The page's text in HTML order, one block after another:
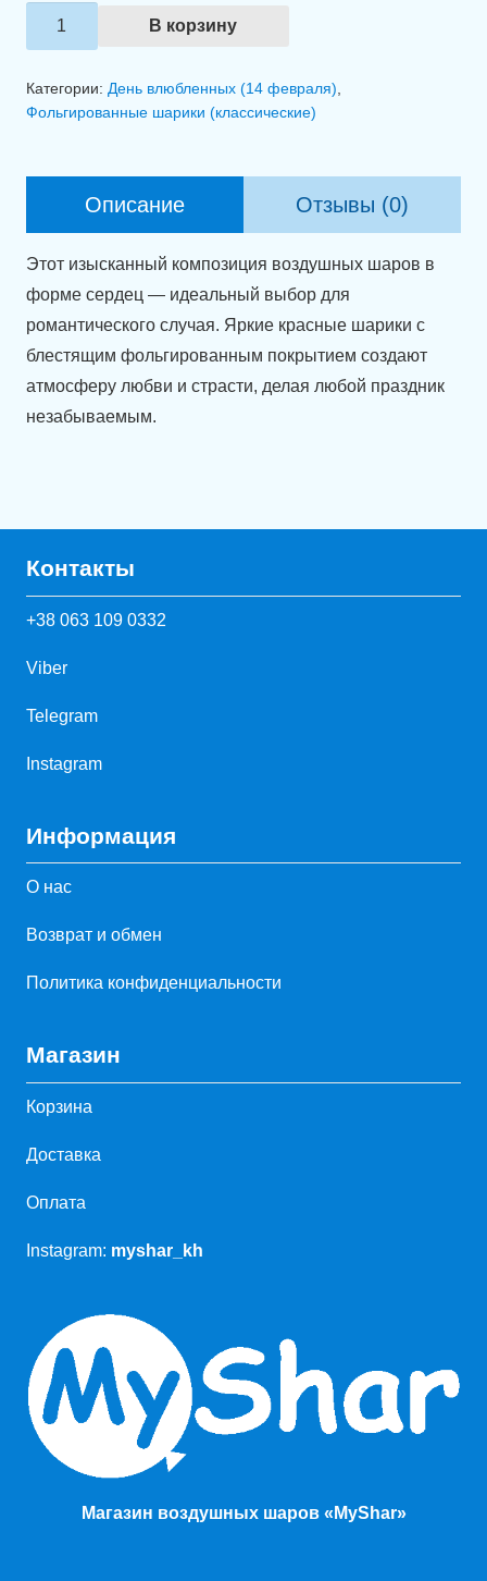
Количество
товара
с
любовью"
В корзину
Категории: День влюбленных (14 февраля),
Фольгированные шарики (классические)
Описание Отзывы (0)
Этот изысканный композиция воздушных шаров в
форме сердец — идеальный выбор для
романтического случая. Яркие красные шарики с
блестящим фольгированным покрытием создают
атмосферу любви и страсти, делая любой праздник
незабываемым.
Контакты
+38 063 109 0332
Viber
Telegram
Instagram
Информация
О нас
Возврат и обмен
Политика конфиденциальности
Магазин
Корзина
Доставка
Оплата
Instagram: myshar_kh
Магазин воздушных шаров «MyShar»